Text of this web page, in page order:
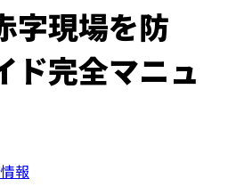
字現場を防
ド完全マニュ
報